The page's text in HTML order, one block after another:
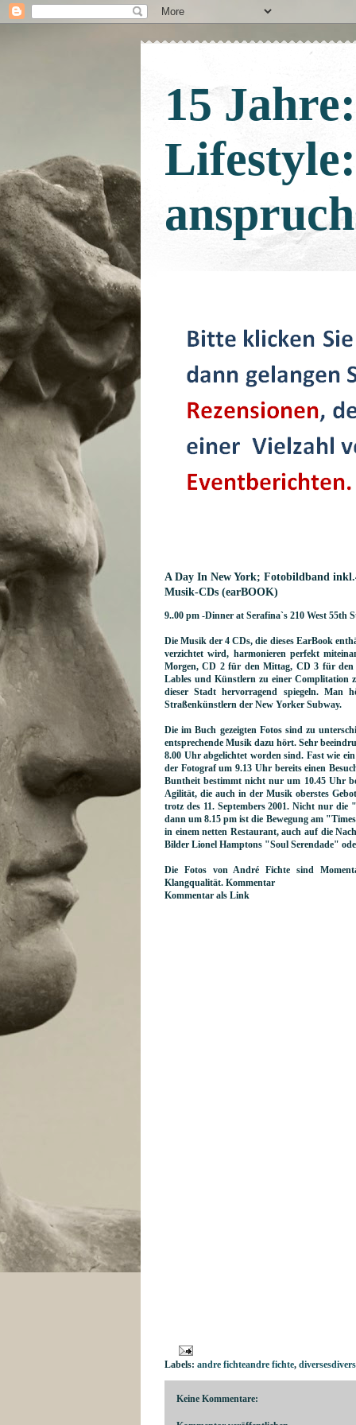
15
A Day In New York; Fotobildband
Musik-CDs (earBOOK)
9..00 pm -Dinner at Serafina`s 210 West 55th
Die Musik der 4 CDs, die dieses EarBook
verzichtet wird, harmonieren perfekt
Morgen, CD 2 für den Mittag, CD 3 für
Lables und Künstlern zu einer Complitation
dieser Stadt hervorragend spiegeln.
Straßenkünstlern der New Yorker Subway.
Die im Buch gezeigten Fotos sind zu
entsprechende Musik dazu hört. Sehr
8.00 Uhr abgelichtet worden sind. Fast wie
der Fotograf um 9.13 Uhr bereits einen
Buntheit bestimmt nicht nur um 10.45 Uhr
Agilität, die auch in der Musik oberstes
trotz des 11. Septembers 2001. Nicht nur
dann um 8.15 pm ist die Bewegung am
in einem netten Restaurant, auch auf die
Bilder Lionel Hamptons "Soul Serendade"
Die Fotos von André Fichte sind
Klangqualität. Kommentar
Kommentar als Link
Labels: andre fichteandre fichte,
Keine Kommentare: